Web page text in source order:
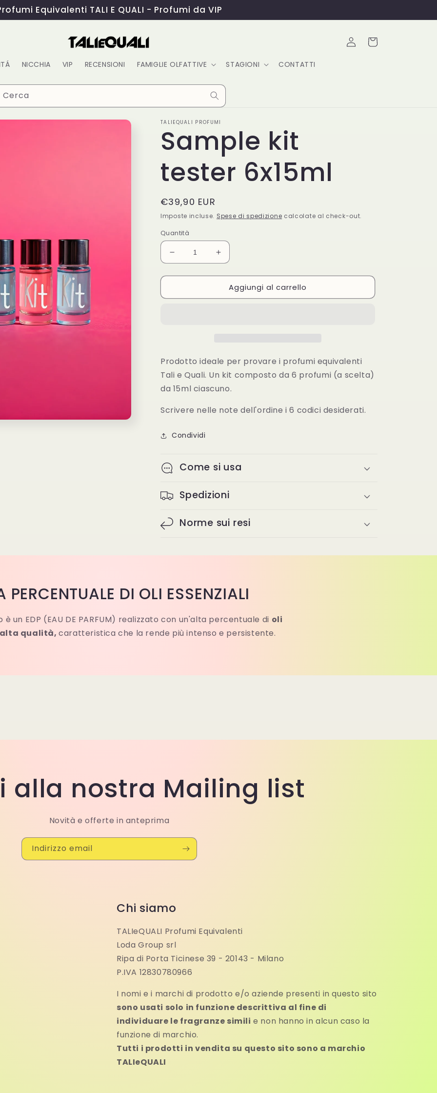
Equivalenti TALI E QUALI - Profumi da VIP
NICCHIA VIP RECENSIONI FAMIGLIE OLFATTIVE STAGIONI CONTATTI
Accedi Carrello
Cerca
TALIEQUALI PROFUMI
Sample kit
tester 6x15ml
Prezzo
di
listino
€39,90 EUR
Imposte incluse. Spese di spedizione calcolate al check-out.
Quantità
Diminuisci
quantità
per
kit
Aumenta
quantità
per
Sample
kit
Aggiungi al carrello
Prodotto ideale per provare i profumi equivalenti
Tali e Quali. Un kit composto da 6 profumi (a scelta)
da 15ml ciascuno.
Scrivere nelle note dell'ordine i 6 codici desiderati.
Condividi
Come si usa
Spedizioni
Norme sui resi
PERCENTUALE DI OLI ESSENZIALI
un EDP (EAU DE PARFUM) realizzato con un'alta percentuale di oli
alta qualità,caratteristica che la rende più intenso e persistente.
alla nostra Mailing list
Novità e offerte in anteprima
Indirizzo email
Chi siamo
TALIeQUALI Profumi Equivalenti
Loda Group srl
Ripa di Porta Ticinese 39 - 20143 - Milano
P.IVA 12830780966
I nomi e i marchi di prodotto e/o aziende presenti in questo sito
sono usati solo in funzione descrittiva al fine di
individuare le fragranze simili e non hanno in alcun caso la
funzione di marchio.
Tutti i prodotti in vendita su questo sito sono a marchio
TALIeQUALI